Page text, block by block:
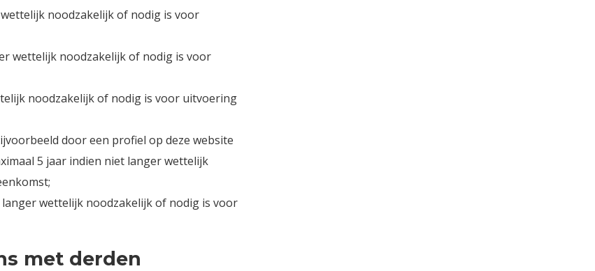
noodzakelijk of nodig is voor
wettelijk noodzakelijk of nodig is voor
noodzakelijk of nodig is voor uitvoering
door een profiel op deze website
5 jaar indien niet langer wettelijk
wettelijk noodzakelijk of nodig is voor
met derden